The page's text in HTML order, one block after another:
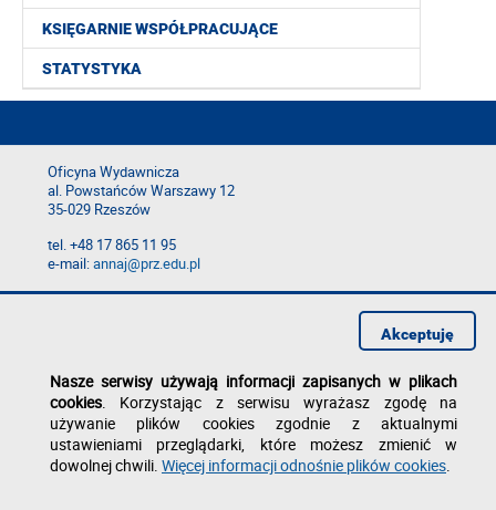
KSIĘGARNIE WSPÓŁPRACUJĄCE
STATYSTYKA
Oficyna Wydawnicza
al. Powstańców Warszawy 12
35-029 Rzeszów
tel. +48 17 865 11 95
e-mail:annaj@prz.edu.pl
Deklaracja dostępności
Nasze serwisy używają informacji zapisanych w plikach
cookies. Korzystając z serwisu wyrażasz zgodę na
używanie plików cookies zgodnie z aktualnymi
ustawieniami przeglądarki, które możesz zmienić w
dowolnej chwili. Więcej informacji odnośnie plików cookies.
Akceptuję